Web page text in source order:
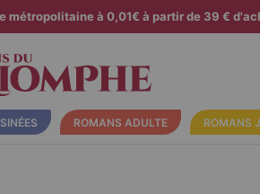
métropolitaine à 0,01€ à partir de 39 €
ROMANS ADULTE ROMANS